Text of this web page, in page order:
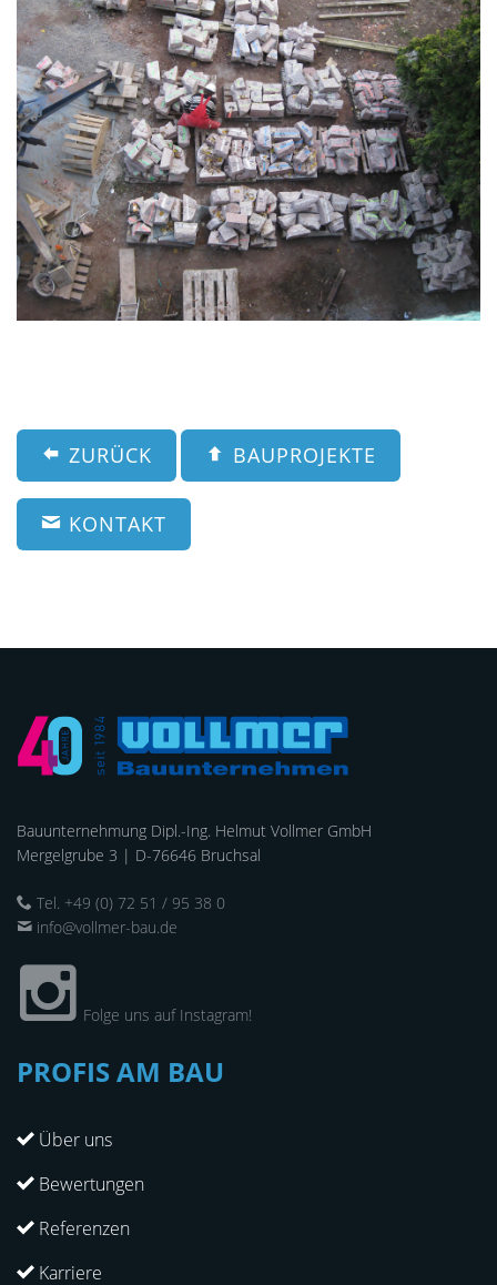
ZURÜCK BAUPROJEKTE
KONTAKT
Bauunternehmung Dipl.-Ing. Helmut Vollmer GmbH
Mergelgrube 3 | D-76646 Bruchsal
Tel. +49 (0) 72 51 / 95 38 0
info@vollmer-bau.de
Folge uns auf Instagram!
PROFIS AM BAU
Über uns
Bewertungen
Referenzen
Karriere